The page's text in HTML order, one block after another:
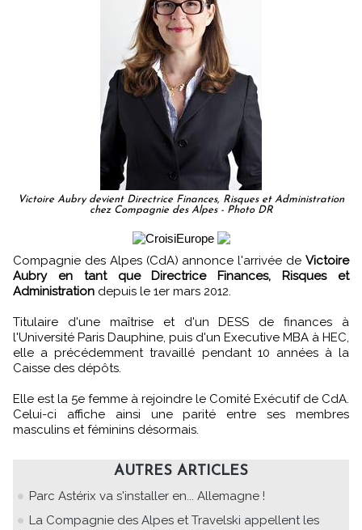
Victoire Aubry devient Directrice Finances, Risques et Administration
chez Compagnie des Alpes - Photo DR
Compagnie des Alpes (CdA) annonce l'arrivée de Victoire
Aubry en tant que Directrice Finances, Risques et
Administration depuis le 1er mars 2012.
Titulaire d'une maîtrise et d'un DESS de finances à
l'Université Paris Dauphine, puis d'un Executive MBA à HEC,
elle a précédemment travaillé pendant 10 années à la
Caisse des dépôts.
Elle est la 5e femme à rejoindre le Comité Exécutif de CdA.
Celui-ci affiche ainsi une parité entre ses membres
masculins et féminins désormais.
AUTRES ARTICLES
Parc Astérix va s'installer en... Allemagne !
La Compagnie des Alpes et Travelski appellent les